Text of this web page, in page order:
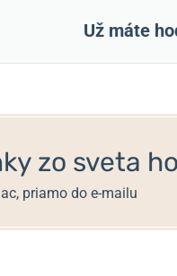
Už máte
zo sveta
priamo do e-mailu